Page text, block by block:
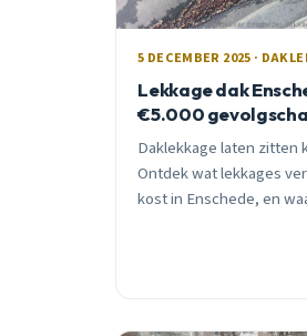
5 DECEMBER 2025 ·
Lekkage dak
€5.000
Daklekkage laten zitten
Ontdek wat lekkages
kost in Enschede, en